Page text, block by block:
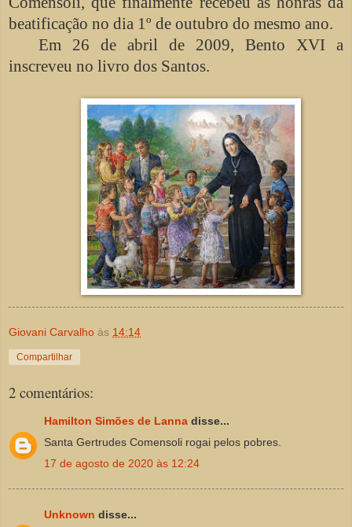
beatificação no dia 1º de outubro do mesmo ano.
Em 26 de abril de 2009, Bento XVI a
inscreveu no livro dos Santos.
Giovani Carvalho às 14:14
Compartilhar
2 comentários:
Hamilton Simões de Lanna disse...
Santa Gertrudes Comensoli rogai pelos pobres.
17 de agosto de 2020 às 12:24
Unknown disse...